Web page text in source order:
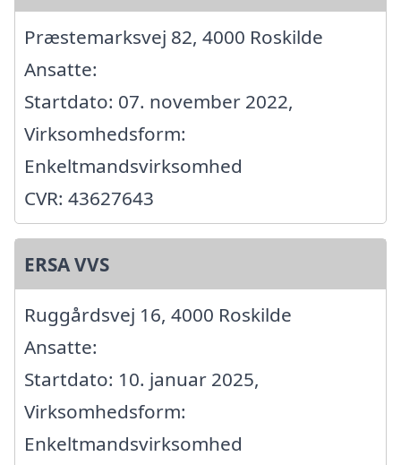
Præstemarksvej 82, 4000 Roskilde
Ansatte:
Startdato: 07. november 2022,
Virksomhedsform:
Enkeltmandsvirksomhed
CVR: 43627643
ERSA VVS
Ruggårdsvej 16, 4000 Roskilde
Ansatte:
Startdato: 10. januar 2025,
Virksomhedsform:
Enkeltmandsvirksomhed